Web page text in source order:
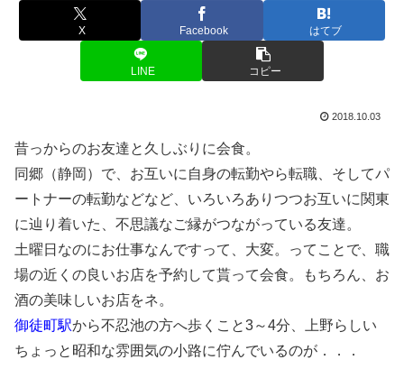
X Facebook はてブ
LINE コピー
2018.10.03
昔っからのお友達と久しぶりに会食。
同郷（静岡）で、お互いに自身の転勤やら転職、そしてパ
ートナーの転勤などなど、いろいろありつつお互いに関東
に辿り着いた、不思議なご縁がつながっている友達。
土曜日なのにお仕事なんですって、大変。ってことで、職
場の近くの良いお店を予約して貰って会食。もちろん、お
酒の美味しいお店をネ。
御徒町駅から不忍池の方へ歩くこと3～4分、上野らしい
ちょっと昭和な雰囲気の小路に佇んでいるのが．．．